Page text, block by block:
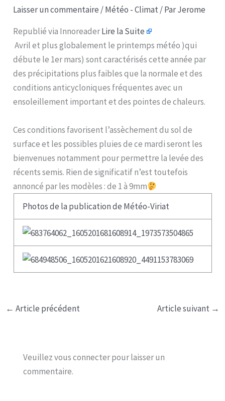
Laisser un commentaire /Météo - Climat/ ParJerome
Republié via InnoreaderLire la Suite
Avril et plus globalement le printemps météo )qui
débute le 1er mars) sont caractérisés cette année par
des précipitations plus faibles que la normale et des
conditions anticycloniques fréquentes avec un
ensoleillement important et des pointes de chaleurs.
Ces conditions favorisent l’assèchement du sol de
surface et les possibles pluies de ce mardi seront les
bienvenues notamment pour permettre la levée des
récents semis. Rien de significatif n’est toutefois
annoncé par les modèles : de 1 à 9mm
Photos de la publication de Météo-Viriat
← Article précédent Article suivant →
Veuillez vous connecter pour laisser un
commentaire.